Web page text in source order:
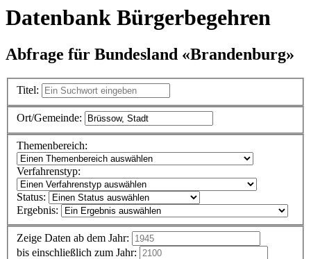
Datenbank Bürgerbegehren
Abfrage für Bundesland «Brandenburg»
Titel:
Ort/Gemeinde:
Themenbereich:
Verfahrenstyp:
Status:
Ergebnis:
Zeige Daten ab dem Jahr:
bis einschließlich zum Jahr: